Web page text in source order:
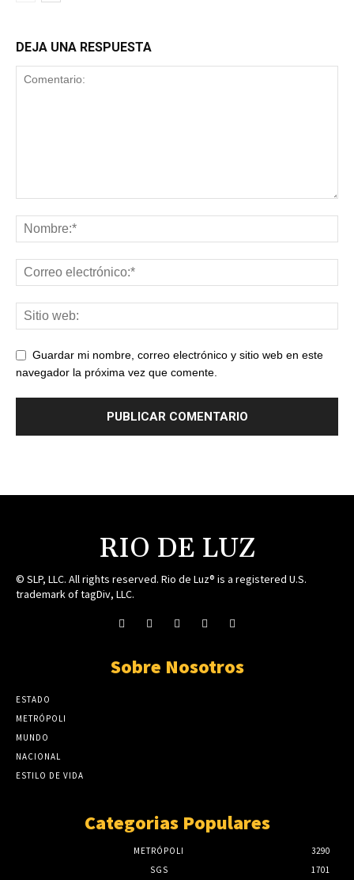
DEJA UNA RESPUESTA
Guardar mi nombre, correo electrónico y sitio web en este
navegador la próxima vez que comente.
RIO DE LUZ
© SLP, LLC. All rights reserved. Rio de Luz® is a registered U.S.
trademark of tagDiv, LLC.
Sobre Nosotros
ESTADO
METRÓPOLI
MUNDO
NACIONAL
ESTILO DE VIDA
Categorias Populares
METRÓPOLI
3290
SGS
1701